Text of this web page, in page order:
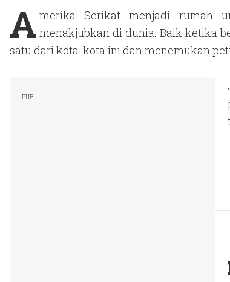
A merika Serikat menjadi rumah
menakjubkan di dunia. Baik ketika
satu dari kota-kota ini dan menemukan